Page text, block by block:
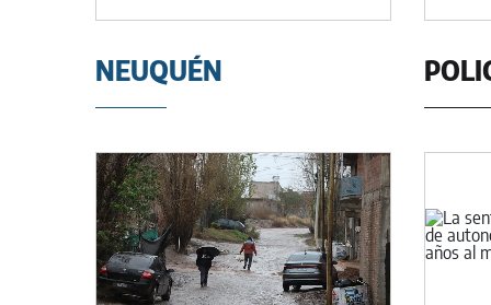
NEUQUÉN